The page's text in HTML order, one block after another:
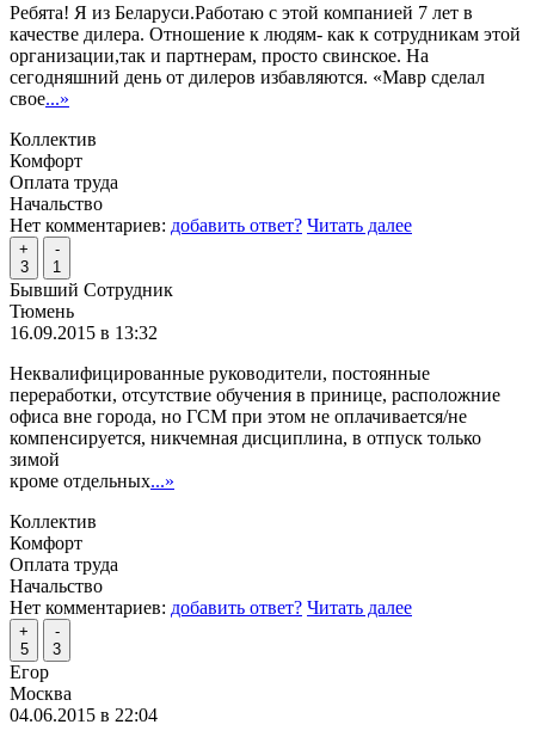
Ребята! Я из Беларуси.Работаю с этой компанией 7 лет в
качестве дилера. Отношение к людям- как к сотрудникам этой
организации,так и партнерам, просто свинское. На
сегодняшний день от дилеров избавляются. «Мавр сделал
свое...»
Коллектив
Комфорт
Оплата труда
Начальство
Нет комментариев: добавить ответ? Читать далее
+
3
-
1
Бывший Сотрудник
Тюмень
16.09.2015 в 13:32
Неквалифицированные руководители, постоянные
переработки, отсутствие обучения в принице, расположние
офиса вне города, но ГСМ при этом не оплачивается/не
компенсируется, никчемная дисциплина, в отпуск только
зимой
кроме отдельных...»
Коллектив
Комфорт
Оплата труда
Начальство
Нет комментариев: добавить ответ? Читать далее
+
5
-
3
Егор
Москва
04.06.2015 в 22:04